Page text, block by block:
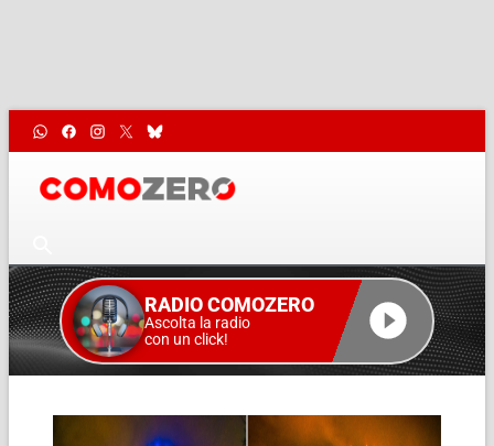
RADIO COMOZERO
Ascolta la radio
con un click!